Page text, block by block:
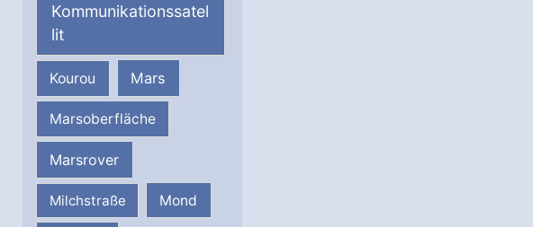
Kommunikationssatel
lit
Kourou Mars
Marsoberfläche
Marsrover
Milchstraße Mond